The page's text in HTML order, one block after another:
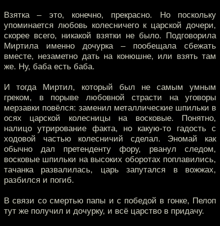
Взятка – это, конечно, прекрасно. Но поскольку
упоминается любовь колесничего к царской дочери,
скорее всего, никакой взятки не было. Подговорила
Миртила именно дочурка – пообещала сбежать
вместе, незаметно дать на конюшне, или взять там
же. Ну, баба есть баба.
И тогда Миртил, который был не самым умным
греком, в порыве любовной страсти на уговоры
мерзавки повёлся: заменил металлические шпильки в
осях царской колесницы на восковые. Понятно,
налицо утрирование факта, но какую-то гадость с
ходовой частью колесничий сделал. Эномай как
обычно дал претенденту фору, рванул следом,
восковые шпильки на высоких оборотах поплавились,
тачанка развалилась, царь запутался в вожжах,
разбился и погиб.
В связи со смертью папы и с победой в гонке, Пелоп
тут же получил и дочурку, и всё царство в придачу.